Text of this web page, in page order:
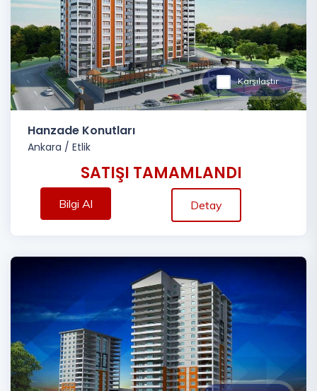
Karşılaştır
Hanzade Konutları
Ankara / Etlik
SATIŞI TAMAMLANDI
Bilgi Al Detay